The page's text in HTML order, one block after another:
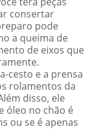
consertar
pode
a queima de
de eixos que
cesto e a prensa
rolamentos da
disso, ele
óleo no chão é
ou se é apenas